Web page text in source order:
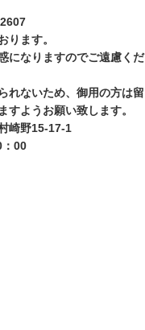
ります。
になりますのでご遠慮くだ
れないため、御用の方は留
すようお願い致します。
崎野15-17-1
：00